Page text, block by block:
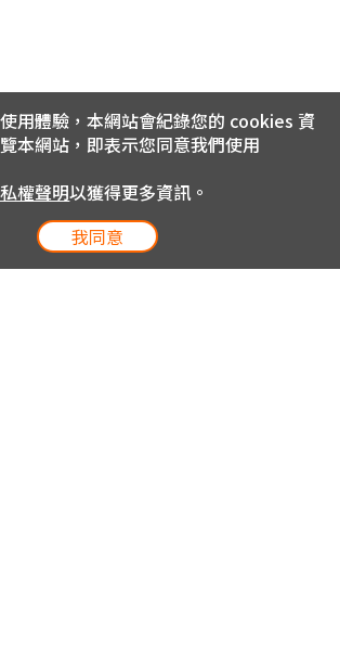
用體驗，本網站會紀錄您的 cookies 資
本網站，即表示您同意我們使用
權聲明以獲得更多資訊。
我同意